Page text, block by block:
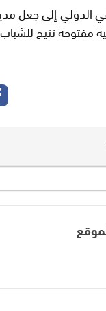
إلى جعل مدينة
مفتوحة تتيح